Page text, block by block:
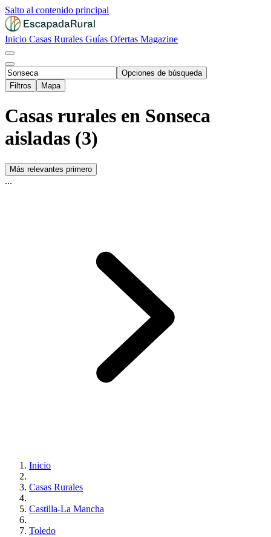
Salto al contenido principal
Inicio Casas Rurales Guías Ofertas Magazine
Opciones de búsqueda
Filtros
Mapa
Casas rurales en Sonseca
aisladas (3)
Más relevantes primero
...
Inicio
Casas Rurales
Castilla-La Mancha
Toledo